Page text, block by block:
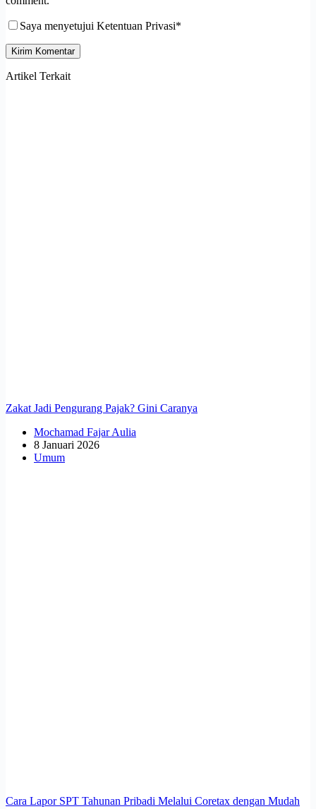
Saya menyetujui Ketentuan Privasi*
Kirim Komentar
Artikel Terkait
Zakat Jadi Pengurang Pajak? Gini Caranya
Mochamad Fajar Aulia
8 Januari 2026
Umum
Cara Lapor SPT Tahunan Pribadi Melalui Coretax dengan Mudah